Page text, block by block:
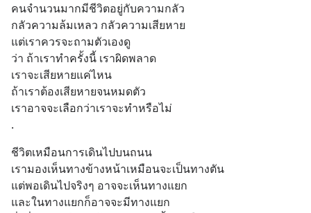
คนจำนวนมากมีชีวิตอยู่กับความกลัว
กลัวความล้มเหลว กลัวความเสียหาย
แต่เราควรจะถามตัวเองดู
ว่า ถ้าเราทำครั้งนี้ เราผิดพลาด
เราจะเสียหายแค่ไหน
ถ้าเราต้องเสียหายจนหมดตัว
เราอาจจะเลือกว่าเราจะทำหรือไม่
.
ชีวิตเหมือนการเดินไปบนถนน
เรามองเห็นทางข้างหน้าเหมือนจะเป็นทางตัน
แต่พอเดินไปจริงๆ อาจจะเห็นทางแยก
และในทางแยกก็อาจจะมีทางแยก